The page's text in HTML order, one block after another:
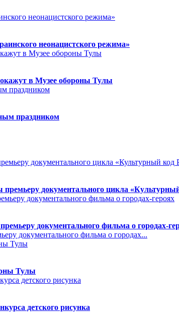
неонацистского режима»
в Музее обороны Тулы
праздником
документального цикла
документального фильма о городах-
документального фильма о городах...
Тулы
детского рисунка